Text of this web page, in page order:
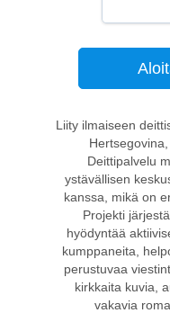
Liity ilmaiseen
Deittipalvelu
ystävällisen
kanssa, mikä on
Projekti
hyödyntää
kumppaneita,
perustuvaa
kirkkaita kuvia,
vakavia